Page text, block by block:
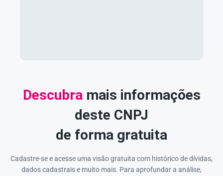
Descubra mais informações
deste CNPJ
de forma gratuita
Cadastre-se e acesse uma visão gratuita com histórico de dívidas,
dados cadastrais e muito mais. Para aprofundar a análise,